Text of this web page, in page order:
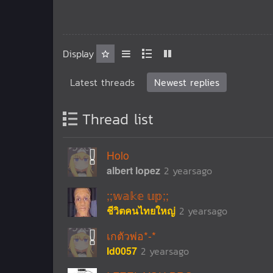
Display
Latest threads Newest replies
Thread list
Holo
albert lopez 2 yearsago
;;𝕨𝕒𝕜𝕖 𝕦𝕡;;
ชีวิตคนไทยใหญ่ 2 yearsago
เกตัวพ่อ*-*
Id0057 2 yearsago